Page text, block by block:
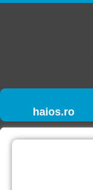
haios.ro